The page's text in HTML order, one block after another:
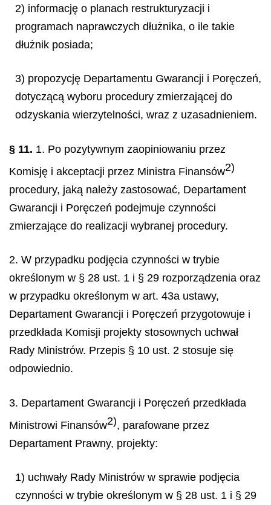
2) informację o planach restrukturyzacji i
programach naprawczych dłużnika, o ile takie
dłużnik posiada;
3) propozycję Departamentu Gwarancji i Poręczeń,
dotyczącą wyboru procedury zmierzającej do
odzyskania wierzytelności, wraz z uzasadnieniem.
§ 11. 1. Po pozytywnym zaopiniowaniu przez
Komisję i akceptacji przez Ministra Finansów2)
procedury, jaką należy zastosować, Departament
Gwarancji i Poręczeń podejmuje czynności
zmierzające do realizacji wybranej procedury.
2. W przypadku podjęcia czynności w trybie
określonym w § 28 ust. 1 i § 29 rozporządzenia oraz
w przypadku określonym w art. 43a ustawy,
Departament Gwarancji i Poręczeń przygotowuje i
przedkłada Komisji projekty stosownych uchwał
Rady Ministrów. Przepis § 10 ust. 2 stosuje się
odpowiednio.
3. Departament Gwarancji i Poręczeń przedkłada
Ministrowi Finansów2), parafowane przez
Departament Prawny, projekty:
1) uchwały Rady Ministrów w sprawie podjęcia
czynności w trybie określonym w § 28 ust. 1 i § 29